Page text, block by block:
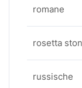
romane
rosetta
russische